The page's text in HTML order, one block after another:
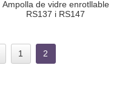
Ampolla de vidre enrotllable
RS137 i RS147
1 2